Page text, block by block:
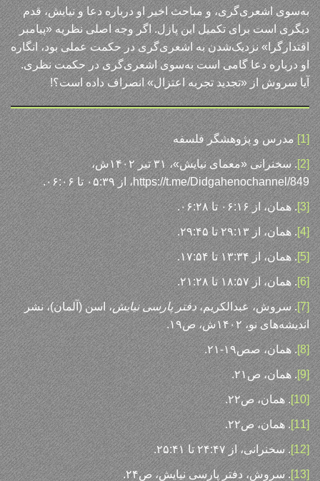
به‌سوی اشعری‌گری، و مباحث اخیر او درباره دعا و نیایش، قدم
دیگری است برای تکمیل این پازل. اگر وجه اصلی نظریه «پیامبر
اقتدارگرا» نزدیک‌شدن به اشعری‌گری در حکمت عملی بود، انگاره
او درباره دعا گامی است به‌سوی اشعری‌گری در حکمت نظری.
آیا سروش از «تجدید تجربه اعتزال» انصراف داده است؟!
[1] مدرس و پژوهشگر فلسفه
[2]
. سخنرانی «معمای نیایش»، ۳۱ تیر ۱۴۰۲ش،
https://t.me/Didgahenochannel/849، از ۰۵:۳۹ تا ۰۶:۰۶.
[3] . همان، از ۰۶:۱۶ تا ۰۶:۲۸.
[4] . همان، از ۲۹:۱۳ تا ۲۹:۴۵.
[5] . همان، از ۱۳:۳۴ تا ۱۷:۵۴.
[6] . همان، از ۱۸:۵۷ تا ۲۱:۲۸.
[7] . سروش، عبدالکریم،دفتر پارسی نیایش، اسن (آلمان)، نشر
اندیشه‌های نو، ۱۴۰۲ش، ص۱۹.
[8] . همان، صص۱۹-۲۱.
[9] . همان، ص۲۱.
[10] . همان، ص۲۲.
[11] . همان، ص۲۲.
[12] . سخنرانی، از ۲۴:۴۷ تا ۲۵:۴۱.
[13] . سروش، دفتر پارسی نیایش، ص۲۴.